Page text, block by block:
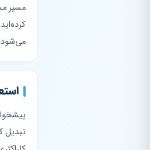
مسیر